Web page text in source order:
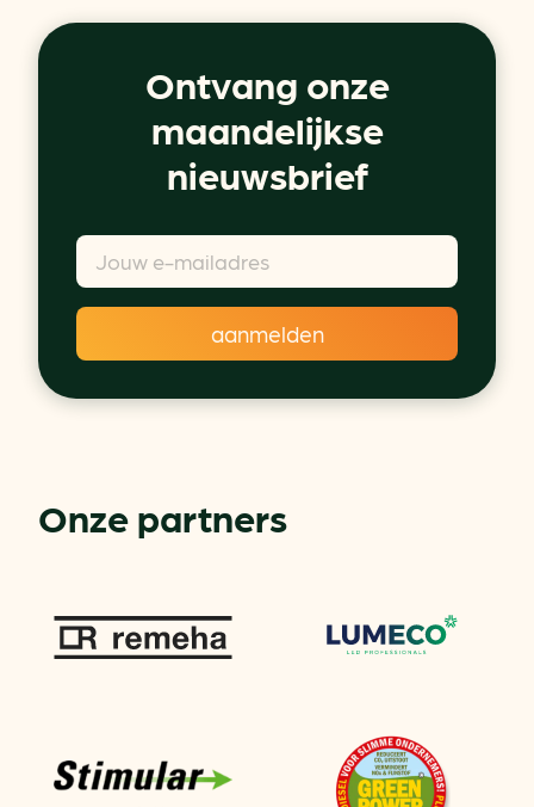
Ontvang onze
maandelijkse
nieuwsbrief
Onze partners